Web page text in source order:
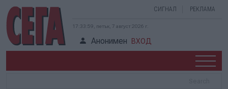
СИГНАЛ РЕКЛАМА
17:33:59, петък, 7 август 2026 г.
Анонимен ВХОД